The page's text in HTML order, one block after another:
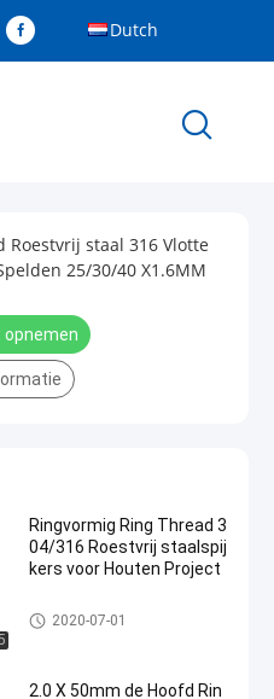
Dutch
Roestvrij staal 316 Vlotte
25/30/40 X1.6MM
Ringvormig Ring Thread 3
04/316 Roestvrij staalspij
kers voor Houten Project
Roestvrij staalspijkers
2020-07-01
2.0 X 50mm de Hoofd Rin